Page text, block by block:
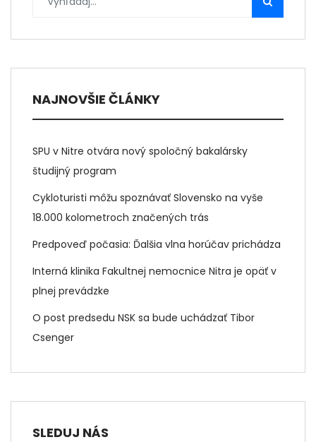
NAJNOVŠIE ČLÁNKY
SPU v Nitre otvára nový spoločný bakalársky
študijný program
Cykloturisti môžu spoznávať Slovensko na vyše
18.000 kolometroch značených trás
Predpoveď počasia: Ďalšia vlna horúčav prichádza
Interná klinika Fakultnej nemocnice Nitra je opäť v
plnej prevádzke
O post predsedu NSK sa bude uchádzať Tibor
Csenger
SLEDUJ NÁS